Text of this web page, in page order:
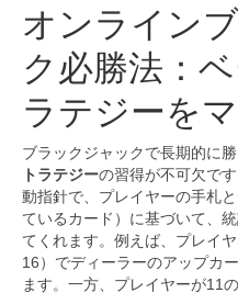
オンライン
ク必勝法：
ラテジーを
ブラックジャックで長期的に勝
トラテジーの習得が不可欠で
動指針で、プレイヤーの手札
ているカード）に基づいて、
てくれます。例えば、プレイ
16）でディーラーのアップカ
ます。一方、プレイヤーが11